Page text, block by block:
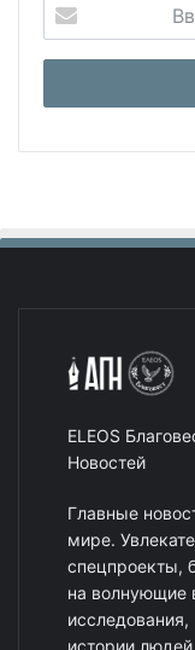
ELEOS
Новостей
Главные
мире.
спецпроекты,
на волнующие